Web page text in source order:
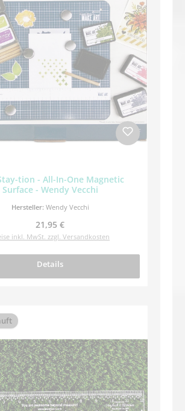
tion - All-In-One Magnetic
Surface - Wendy Vecchi
Hersteller: Wendy Vecchi
Regulärer Preis:
21,95 €
inkl. MwSt. zzgl. Versandkosten
Details